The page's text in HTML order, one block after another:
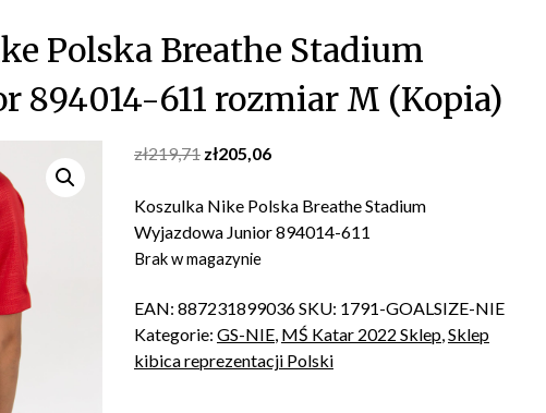
Polska Breathe Stadium
894014-611 rozmiar M (Kopia)
zł219,71 Original
was:
zł219,71.
zł205,06Current
is:
zł205,06.
Koszulka Nike Polska Breathe Stadium
Wyjazdowa Junior 894014-611
Brak w magazynie
EAN: 887231899036SKU: 1791-GOALSIZE-NIE
Kategorie: GS-NIE, MŚ Katar 2022 Sklep,Sklep
kibica reprezentacji Polski